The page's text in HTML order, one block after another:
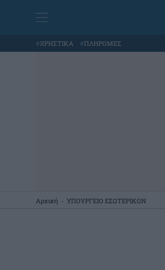
#ΧΡΗΣΤΙΚΑ #ΠΛΗΡΩΜΕΣ
Αρχική - ΥΠΟΥΡΓΕΙΟ ΕΣΩΤΕΡΙΚΩΝ